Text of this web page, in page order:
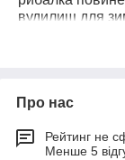
вудилищ для
продовженням
Якщо протягом
сильне, можна
Про нас
Рейтинг не
Менше 5